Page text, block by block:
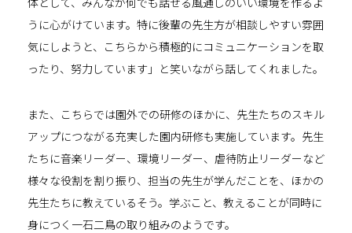
うに心がけています。特に後輩の先生方が相談しやすい雰囲
気にしようと、こちらから積極的にコミュニケーションを取
ったり、努力しています」と笑いながら話してくれました。
また、こちらでは園外での研修のほかに、先生たちのスキル
アップにつながる充実した園内研修も実施しています。先生
たちに音楽リーダー、環境リーダー、虐待防止リーダーなど
様々な役割を割り振り、担当の先生が学んだことを、ほかの
先生たちに教えているそう。学ぶこと、教えることが同時に
身につく一石二鳥の取り組みのようです。